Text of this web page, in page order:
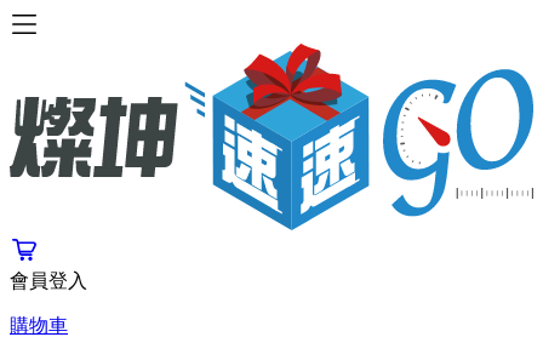
會員登入
購物車